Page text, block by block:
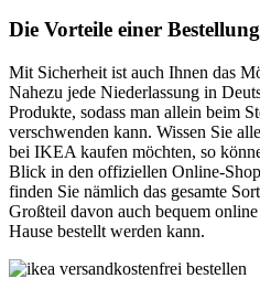
Die Vorteile einer
Mit Sicherheit ist auch Ihnen das
Nahezu jede Niederlassung in
Produkte, sodass man allein beim
verschwenden kann. Wissen Sie
bei IKEA kaufen möchten, so
Blick in den offiziellen Online-
finden Sie nämlich das gesamte
Großteil davon auch bequem
Hause bestellt werden kann.